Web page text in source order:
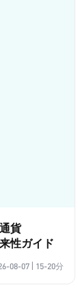
貨
性ガイド
08-07 15-20分